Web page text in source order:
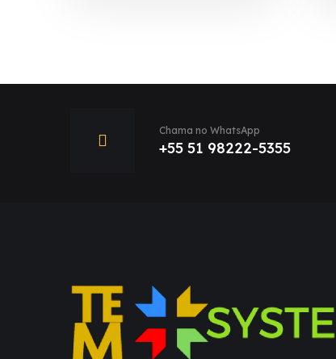
Chama no WhatsApp
+55 51 98222-5355